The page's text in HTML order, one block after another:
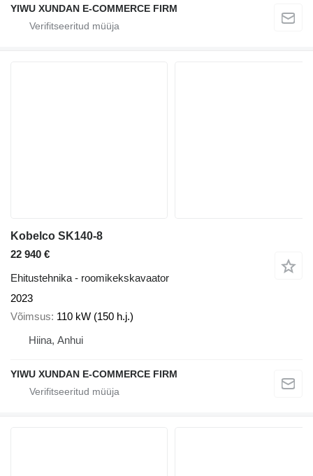
YIWU XUNDAN E-COMMERCE FIRM
Kobelco SK140-8
22 940 €
Ehitustehnika - roomikekskavaator
2023
Võimsus 110 kW (150 h.j.)
Hiina, Anhui
YIWU XUNDAN E-COMMERCE FIRM